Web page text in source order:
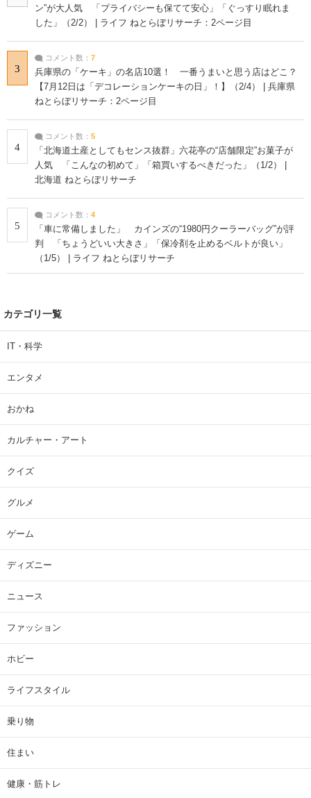
ン”が大人気 「プライバシーも保てて安心」「ぐっすり眠れま
した」（2/2） | ライフ ねとらぼリサーチ：2ページ目
3
コメント数： 7
兵庫県の「ケーキ」の名店10選！ 一番うまいと思う店はどこ？
【7月12日は「デコレーションケーキの日」！】（2/4） | 兵庫県
ねとらぼリサーチ：2ページ目
4
コメント数： 5
「北海道土産としてもセンス抜群」六花亭の“店舗限定”お菓子が
人気 「こんなの初めて」「箱買いするべきだった」（1/2） |
北海道 ねとらぼリサーチ
5
コメント数： 4
「車に常備しました」 カインズの“1980円クーラーバッグ”が評
判 「ちょうどいい大きさ」「保冷剤を止めるベルトが良い」
（1/5） | ライフ ねとらぼリサーチ
カテゴリ一覧
IT・科学
エンタメ
おかね
カルチャー・アート
クイズ
グルメ
ゲーム
ディズニー
ニュース
ファッション
ホビー
ライフスタイル
乗り物
住まい
健康・筋トレ